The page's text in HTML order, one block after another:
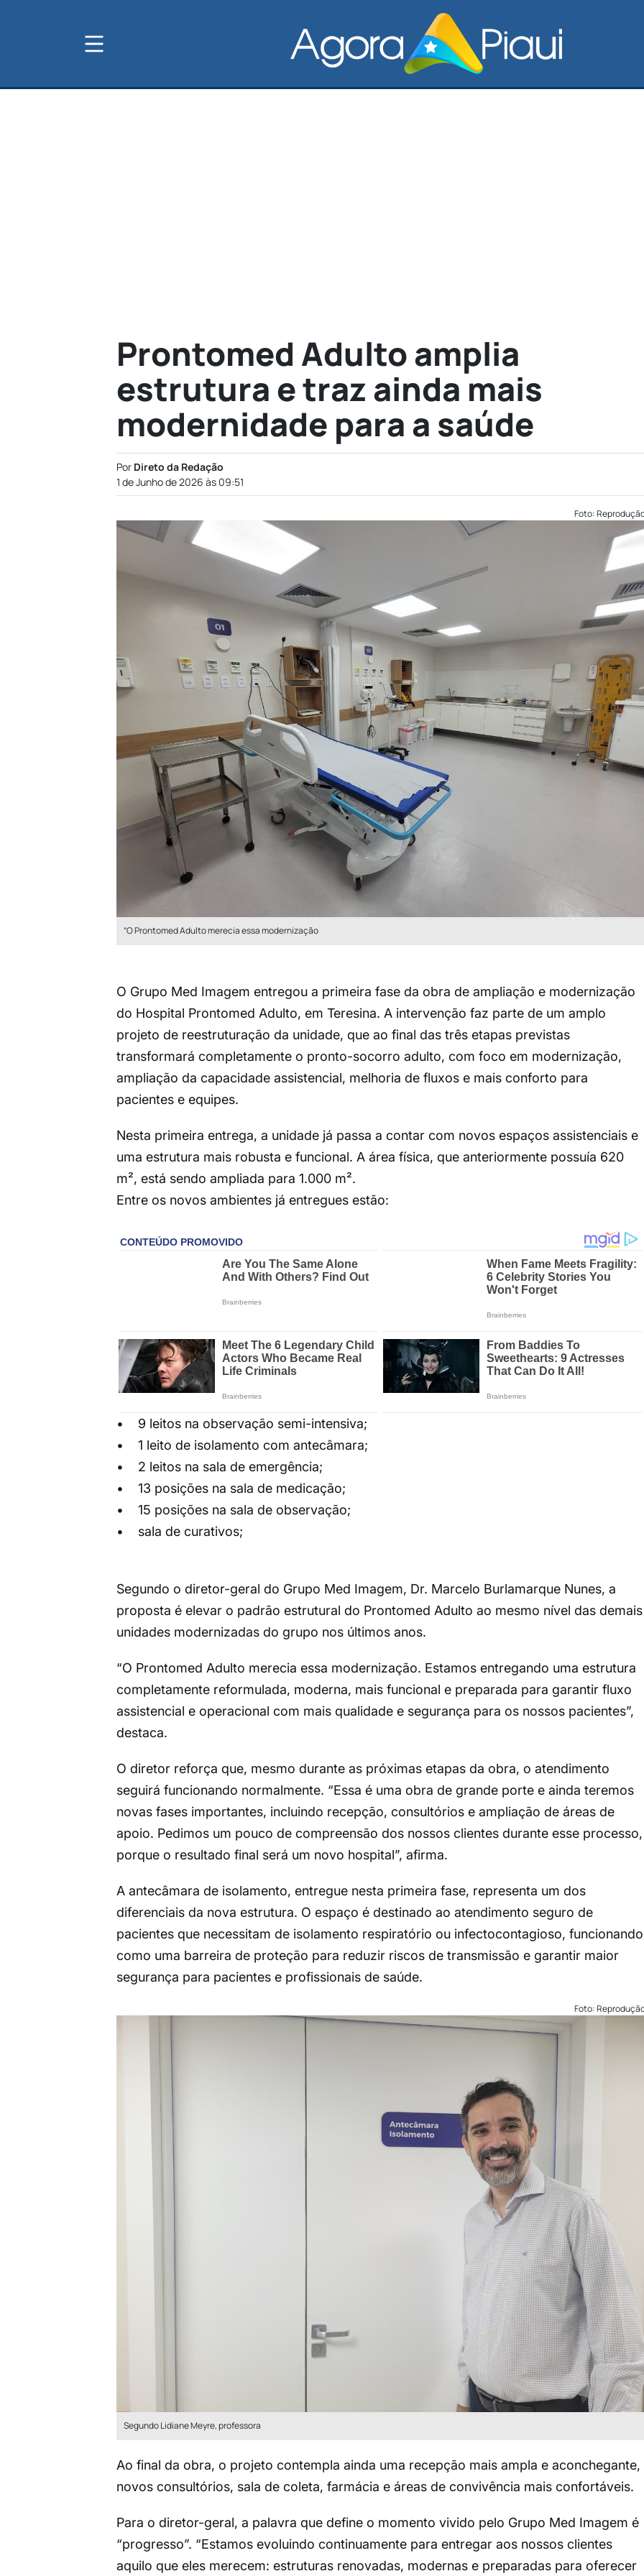
Prontomed Adulto amplia
estrutura e traz ainda mais
modernidade para a saúde
Por Direto da Redação
1 de Junho de 2026 às 09:51
Foto:
“O Prontomed Adulto merecia essa modernização
O Grupo Med Imagem entregou a primeira fase da obra de ampliação e modernização
do Hospital Prontomed Adulto, em Teresina. A intervenção faz parte de um amplo
projeto de reestruturação da unidade, que ao final das três etapas previstas
transformará completamente o pronto-socorro adulto, com foco em modernização,
ampliação da capacidade assistencial, melhoria de fluxos e mais conforto para
pacientes e equipes.
Nesta primeira entrega, a unidade já passa a contar com novos espaços assistenciais e
uma estrutura mais robusta e funcional. A área física, que anteriormente possuía 620
m², está sendo ampliada para 1.000 m².
Entre os novos ambientes já entregues estão:
• 9 leitos na observação semi-intensiva;
• 1 leito de isolamento com antecâmara;
• 2 leitos na sala de emergência;
• 13 posições na sala de medicação;
• 15 posições na sala de observação;
• sala de curativos;
Segundo o diretor-geral do Grupo Med Imagem, Dr. Marcelo Burlamarque Nunes, a
proposta é elevar o padrão estrutural do Prontomed Adulto ao mesmo nível das demais
unidades modernizadas do grupo nos últimos anos.
“O Prontomed Adulto merecia essa modernização. Estamos entregando uma estrutura
completamente reformulada, moderna, mais funcional e preparada para garantir fluxo
assistencial e operacional com mais qualidade e segurança para os nossos pacientes”,
destaca.
O diretor reforça que, mesmo durante as próximas etapas da obra, o atendimento
seguirá funcionando normalmente. “Essa é uma obra de grande porte e ainda teremos
novas fases importantes, incluindo recepção, consultórios e ampliação de áreas de
apoio. Pedimos um pouco de compreensão dos nossos clientes durante esse processo,
porque o resultado final será um novo hospital”, afirma.
A antecâmara de isolamento, entregue nesta primeira fase, representa um dos
diferenciais da nova estrutura. O espaço é destinado ao atendimento seguro de
pacientes que necessitam de isolamento respiratório ou infectocontagioso, funcionando
como uma barreira de proteção para reduzir riscos de transmissão e garantir maior
segurança para pacientes e profissionais de saúde.
Foto:
Segundo Lidiane Meyre, professora
Ao final da obra, o projeto contempla ainda uma recepção mais ampla e aconchegante,
novos consultórios, sala de coleta, farmácia e áreas de convivência mais confortáveis.
Para o diretor-geral, a palavra que define o momento vivido pelo Grupo Med Imagem é
“progresso”. “Estamos evoluindo continuamente para entregar aos nossos clientes
aquilo que eles merecem: estruturas renovadas, modernas e preparadas para oferecer